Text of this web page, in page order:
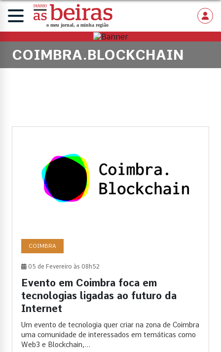
COIMBRA.BLOCKCHAIN
COIMBRA
05 de Fevereiro às 08h52
Evento em Coimbra foca em
tecnologias ligadas ao futuro da
Internet
Um evento de tecnologia quer criar na zona de Coimbra
uma comunidade de interessados em temáticas como
Web3 e Blockchain,...